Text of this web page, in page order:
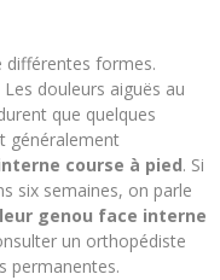
différentes formes.
Les douleurs aiguës au
que quelques
généralement
course à pied. Si
six semaines, on parle
genou face interne
un orthopédiste
permanentes.